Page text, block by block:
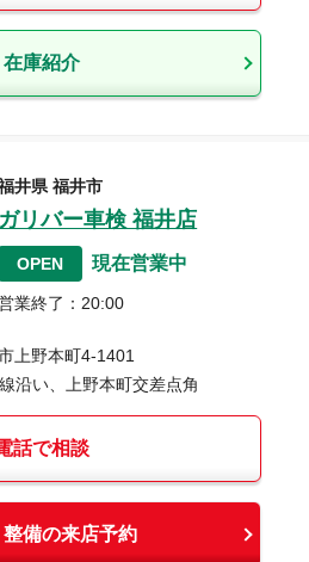
在庫紹介
井県 福井市
ガリバー車検 福井店
OPEN 現在営業中
業終了 ：20:00
上野本町4-1401
沿い、上野本町交差点角
話で相談
備の来店予約